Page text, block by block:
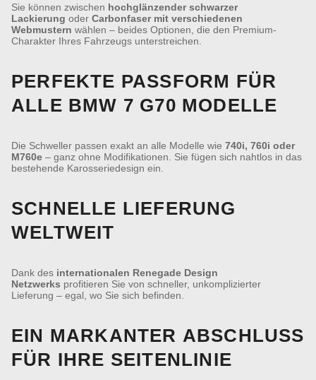
Sie können zwischen hochglänzender schwarzer
Lackierung oder Carbonfaser mit verschiedenen
Webmustern wählen – beides Optionen, die den Premium-
Charakter Ihres Fahrzeugs unterstreichen.
PERFEKTE PASSFORM FÜR
ALLE BMW 7 G70 MODELLE
Die Schweller passen exakt an alle Modelle wie 740i, 760i oder
M760e – ganz ohne Modifikationen. Sie fügen sich nahtlos in das
bestehende Karosseriedesign ein.
SCHNELLE LIEFERUNG
WELTWEIT
Dank des internationalen Renegade Design
Netzwerks profitieren Sie von schneller, unkomplizierter
Lieferung – egal, wo Sie sich befinden.
EIN MARKANTER ABSCHLUSS
FÜR IHRE SEITENLINIE